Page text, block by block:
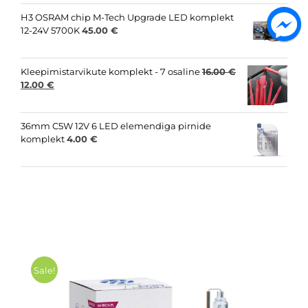
Sale!
15.00 €.8.00 €.
H3 OSRAM chip M-Tech Upgrade LED komplekt
12-24V 5700K45.00 €
Kleepimistarvikute komplekt - 7 osaline16.00€
Original
was:
16.00 €.
12.00 €
is:
12.00 €.
36mm C5W 12V 6 LED elemendiga pirnide
komplekt4.00 €